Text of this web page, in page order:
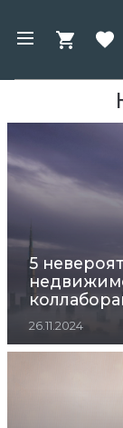
5
26.11.2024